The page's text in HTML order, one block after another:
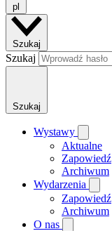
pl
Szukaj
Szukaj
Szukaj
Wystawy
Aktualne
Zapowiedź
Archiwum
Wydarzenia
Zapowiedź
Archiwum
O nas